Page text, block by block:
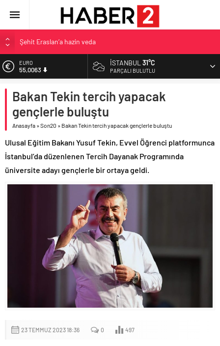
Şehit Eraslan’a hazin veda
Toprak Razgatlıoğlu Çekya’da ikinci oldu
Malatya’da Bakırcılar Çarşısı’na ilk kazma
İzmit Belediyesi’nden Tepeköy’de asfalt mesaisi
EURO
55,0063
6.543,59
BİST
13.798,82
47,7010
İSTANBUL31°C
PARÇALI BULUTLU
Bakan Tekin tercih yapacak
gençlerle buluştu
Anasayfa »Son20 » Bakan Tekin tercih yapacak gençlerle buluştu
Ulusal Eğitim Bakanı Yusuf Tekin, Evvel Öğrenci platformunca
İstanbul’da düzenlenen Tercih Dayanak Programında
üniversite adayı gençlerle bir ortaya geldi.
23 TEMMUZ 2023 18:36 0 497